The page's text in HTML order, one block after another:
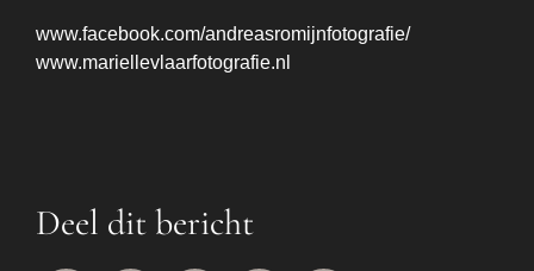
www.facebook.com/andreasromijnfotografie/
www.mariellevlaarfotografie.nl
Deel dit bericht